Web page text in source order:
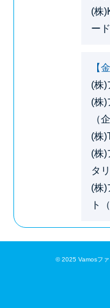
(株
ー
【
(株)
(株)
（
(株
(株)
タ
(株)
ト
© 2025 Vamosフ